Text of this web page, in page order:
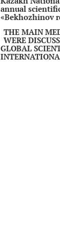
annual
«Bekhozhinov
THE MAIN
WERE
GLOBAL